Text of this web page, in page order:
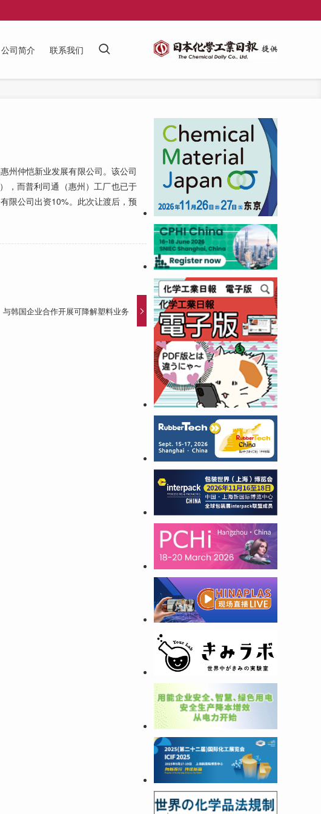
公司简介 联系我们
仲恺新业发展有限公司。该公司
，而普利司通（惠州）工厂也已于
限公司出资10%。此次让渡后，预
韩国企业合作开展可降解塑料业务